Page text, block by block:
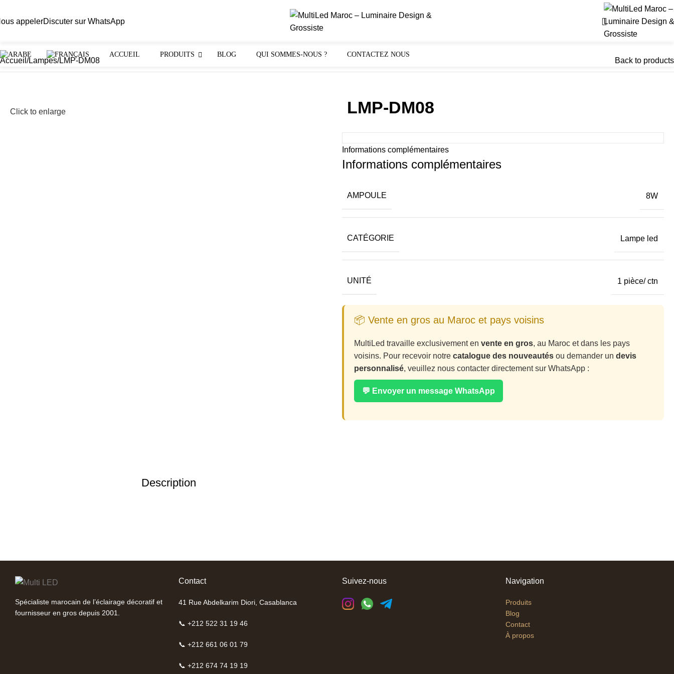
appelerDiscuter sur WhatsApp
ACCUEIL PRODUITS BLOG QUI SOMMES-NOUS ? CONTACTEZ NOUS
Accueil Lampes LMP-DM08 Back to products
Click to enlarge LMP-DM08
Informations complémentaires
Informations complémentaires
AMPOULE 8W
CATÉGORIE Lampe led
UNITÉ 1 pièce/ ctn
📦 Vente en gros au Maroc et pays voisins
MultiLed travaille exclusivement en vente en gros, au Maroc et dans les pays
voisins. Pour recevoir notre catalogue des nouveautés ou demander un devis
personnalisé, veuillez nous contacter directement sur WhatsApp :
💬 Envoyer un message WhatsApp
Description
Spécialiste marocain de l’éclairage décoratif et
fournisseur en gros depuis 2001.
Contact
41 Rue Abdelkarim Diori, Casablanca
📞 +212 522 31 19 46
📞 +212 661 06 01 79
📞 +212 674 74 19 19
Suivez-nous Navigation
Produits
Blog
Contact
À propos